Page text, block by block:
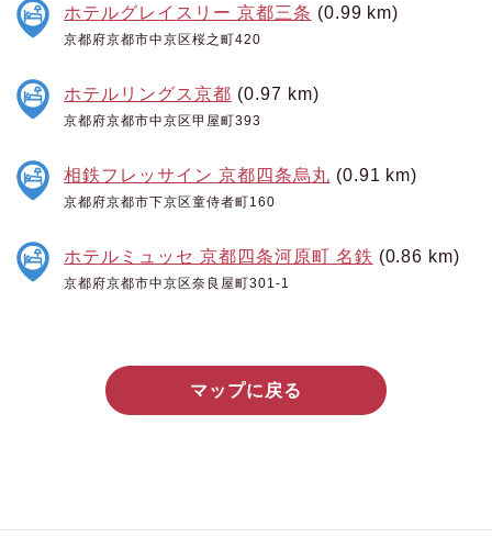
ホテルグレイスリー 京都三条 (0.99 km)
京都府京都市中京区桜之町420
ホテルリングス京都 (0.97 km)
京都府京都市中京区甲屋町393
相鉄フレッサイン 京都四条烏丸 (0.91 km)
京都府京都市下京区童侍者町160
ホテルミュッセ 京都四条河原町 名鉄 (0.86 km)
京都府京都市中京区奈良屋町301-1
マップに戻る